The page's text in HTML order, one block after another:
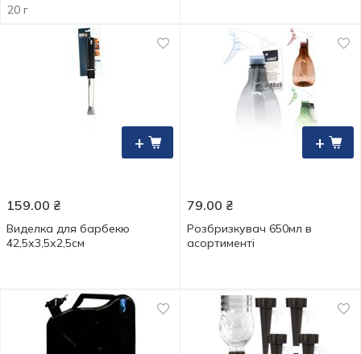
20 г
+
159.00 ₴
Виделка для барбекю
42,5х3,5х2,5см
+
79.00 ₴
Розбризкувач 650мл в
асортименті